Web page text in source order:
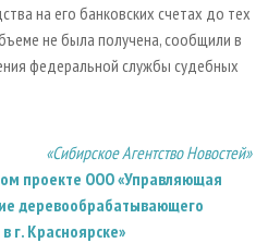
на его банковских счетах до тех
не была получена, сообщили в
федеральной службы судебных
«Сибирское Агентство Новостей»
проекте ООО «Управляющая
деревообрабатывающего
г. Красноярске»